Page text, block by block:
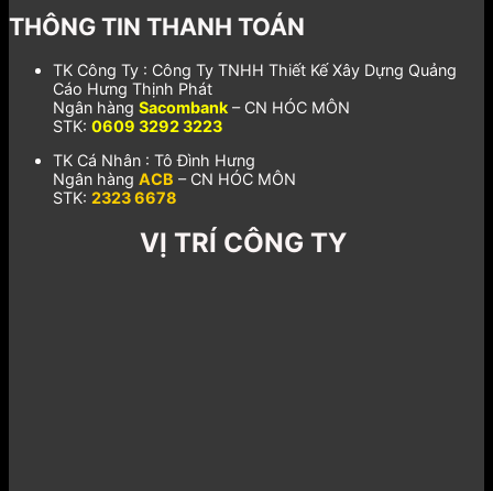
THÔNG TIN THANH TOÁN
TK Công Ty : Công Ty TNHH Thiết Kế Xây Dựng Quảng
Cáo Hưng Thịnh Phát
Ngân hàng Sacombank – CN HÓC MÔN
STK: 0609 3292 3223
TK Cá Nhân : Tô Đình Hưng
Ngân hàng ACB – CN HÓC MÔN
STK: 2323 6678
VỊ TRÍ CÔNG TY